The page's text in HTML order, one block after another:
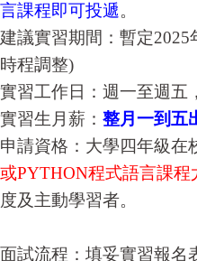
言課程即可投遞。
建議實習期間：暫定2025
時程調整)
實習工作日：週一至週五
實習生月薪： 整月一到五
申請資格：大學四年級在
或PYTHON程式語言課程
度及主動學習者。
面試流程：填妥實習報名